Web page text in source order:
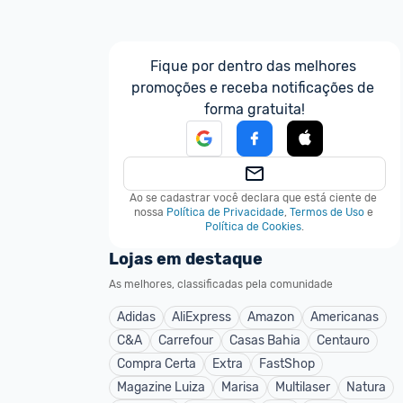
Fique por dentro das melhores
promoções e receba notificações de
forma gratuita!
Ao se cadastrar você declara que está ciente de
nossa Política de Privacidade, Termos de Uso e
Política de Cookies.
Lojas em destaque
As melhores, classificadas pela comunidade
Adidas AliExpress Amazon
Americanas
C&A
Carrefour Casas Bahia
Centauro
Compra Certa
Extra
FastShop
Magazine Luiza
Marisa Multilaser
Natura